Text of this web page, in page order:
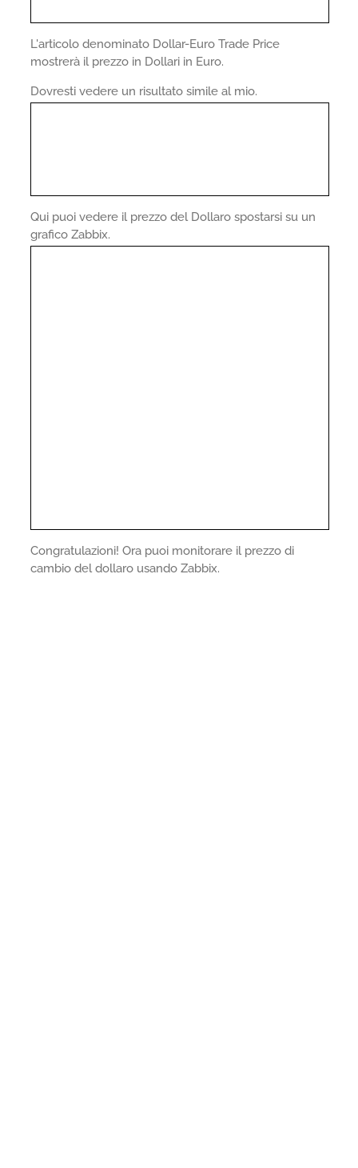
L'articolo denominato Dollar-Euro Trade Price
mostrerà il prezzo in Dollari in Euro.
Dovresti vedere un risultato simile al mio.
Qui puoi vedere il prezzo del Dollaro spostarsi su un
grafico Zabbix.
Congratulazioni! Ora puoi monitorare il prezzo di
cambio del dollaro usando Zabbix.